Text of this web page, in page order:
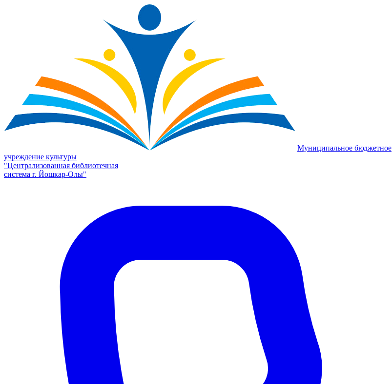
Муниципальное бюджетное
учреждение культуры
"Централизованная библиотечная
система г. Йошкар-Олы"